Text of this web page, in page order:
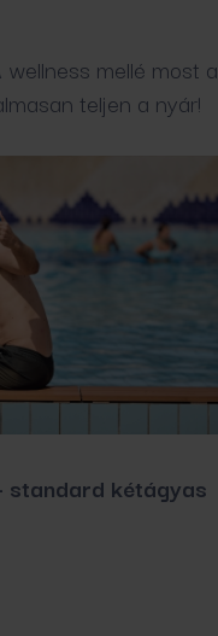
mellé most a
teljen a nyár!
kétágyas